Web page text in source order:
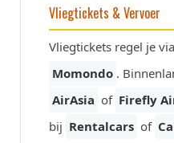
Vliegtickets & Vervoer
Vliegtickets regel je via
Momondo .
AirAsia of Firefly
bij Rentalcars of